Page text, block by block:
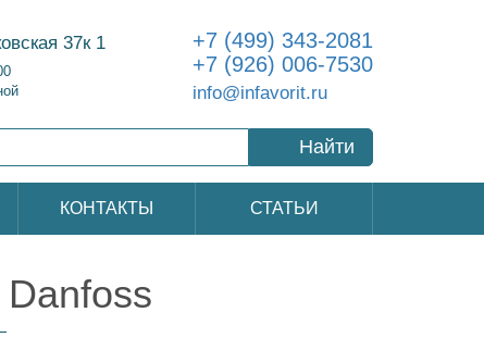
37к 1
+7 (499) 343-2081
+7 (926) 006-7530
info@infavorit.ru
Найти
КОНТАКТЫ СТАТЬИ